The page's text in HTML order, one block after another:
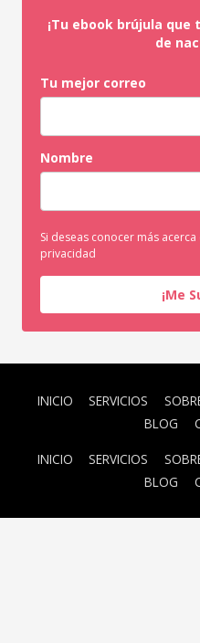
¡Tu ebook brújula
de
Tu mejor correo
Nombre
Si deseas conocer más
privacidad
¡Me
INICIO SERVICIOS
BLOG
INICIO SERVICIOS
BLOG